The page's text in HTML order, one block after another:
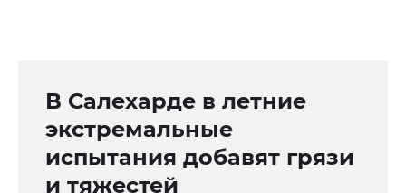
В Салехарде в летние
экстремальные
испытания добавят грязи
и тяжестей